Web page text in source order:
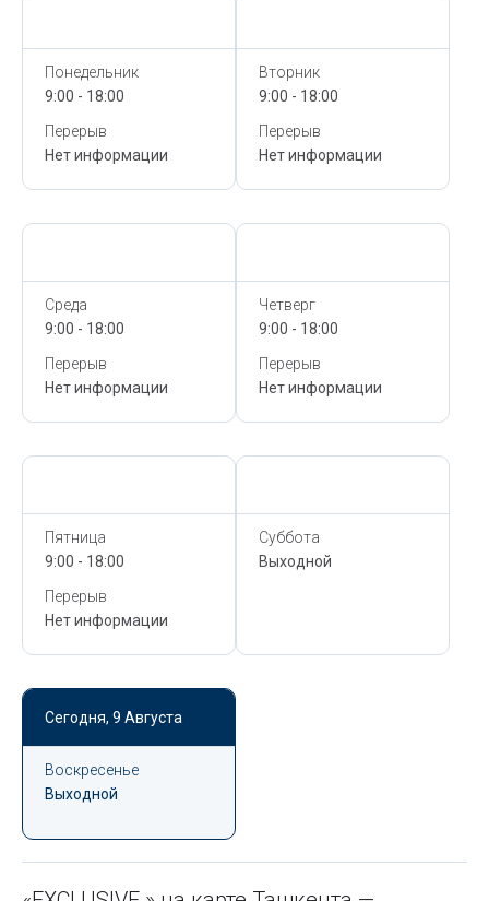
Понедельник
9:00 - 18:00
Перерыв
Нет информации
Вторник
9:00 - 18:00
Перерыв
Нет информации
Среда
9:00 - 18:00
Перерыв
Нет информации
Четверг
9:00 - 18:00
Перерыв
Нет информации
Пятница
9:00 - 18:00
Перерыв
Нет информации
Суббота
Выходной
Сегодня, 9 Августа
Воскресенье
Выходной